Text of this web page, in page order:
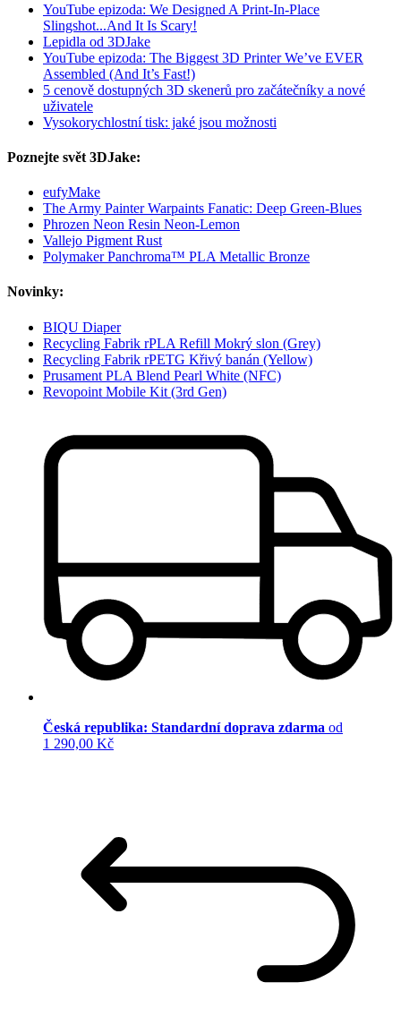
YouTube epizoda: We Designed A Print-In-Place
Slingshot...And It Is Scary!
Lepidla od 3DJake
YouTube epizoda: The Biggest 3D Printer We’ve EVER
Assembled (And It’s Fast!)
5 cenově dostupných 3D skenerů pro začátečníky a nové
uživatele
Vysokorychlostní tisk: jaké jsou možnosti
Poznejte svět 3DJake:
eufyMake
The Army Painter Warpaints Fanatic: Deep Green-Blues
Phrozen Neon Resin Neon-Lemon
Vallejo Pigment Rust
Polymaker Panchroma™ PLA Metallic Bronze
Novinky:
BIQU Diaper
Recycling Fabrik rPLA Refill Mokrý slon (Grey)
Recycling Fabrik rPETG Křivý banán (Yellow)
Prusament PLA Blend Pearl White (NFC)
Revopoint Mobile Kit (3rd Gen)
Česká republika: Standardní doprava zdarma od
1 290,00 Kč